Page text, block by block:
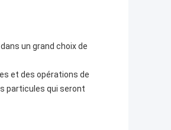
un grand choix de
et des opérations de
particules qui seront